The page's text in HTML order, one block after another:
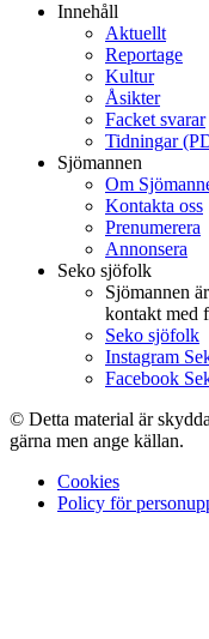
Innehåll
Aktuellt
Reportage
Kultur
Åsikter
Facket svarar
Tidningar
Sjömannen
Om
Kontakta oss
Prenumerera
Annonsera
Seko sjöfolk
Sjömannen
kontakt med
Seko sjöfolk
Instagram
Facebook
© Detta material är
gärna men ange källan.
Cookies
Policy för